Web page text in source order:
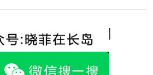
各不相同，可以根据自己的喜好选择。非常
热情，能根据我提出的需求来安排房间，这
点很好。
选择津岸民宿，实际体验客房很干净，饭菜
很好，每顿饭也不重样的，海鲜确实是非常
的新鲜呢，另外值得一提的是，他家的海菜
包子非常好吃。 其实长岛可选的酒店、民宿
各不相同，可以根据自己的喜好选择。非常